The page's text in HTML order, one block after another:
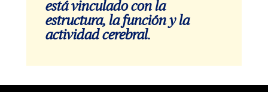
está vinculado con la
estructura, la función y la
actividad cerebral.